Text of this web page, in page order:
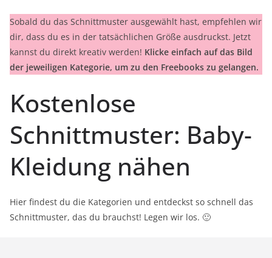
Sobald du das Schnittmuster ausgewählt hast, empfehlen wir
dir, dass du es in der tatsächlichen Größe ausdruckst. Jetzt
kannst du direkt kreativ werden! Klicke einfach auf das Bild
der jeweiligen Kategorie, um zu den Freebooks zu gelangen.
Kostenlose
Schnittmuster: Baby-
Kleidung nähen
Hier findest du die Kategorien und entdeckst so schnell das
Schnittmuster, das du brauchst! Legen wir los. 🙂